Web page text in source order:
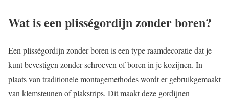
Wat is een plisségordijn zonder boren?
Een plisségordijn zonder boren is een type raamdecoratie dat je
kunt bevestigen zonder schroeven of boren in je kozijnen. In
plaats van traditionele montagemethodes wordt er gebruikgemaakt
van klemsteunen of plakstrips. Dit maakt deze gordijnen